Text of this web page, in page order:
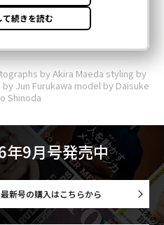
by Akira Maeda styling by
Jun Furukawa model by Daisuke
Shinoda
年9月号発売中
最新号の購入はこちらから